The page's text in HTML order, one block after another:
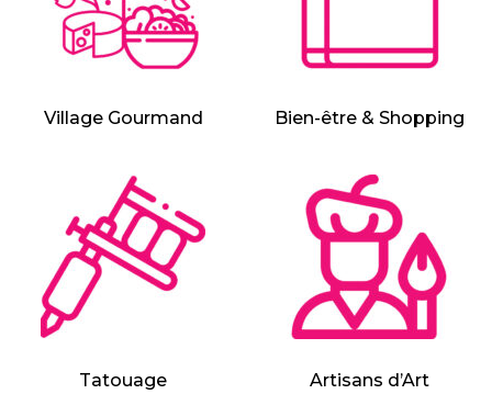
Village Gourmand Bien-être & Shopping
Tatouage Artisans d’Art